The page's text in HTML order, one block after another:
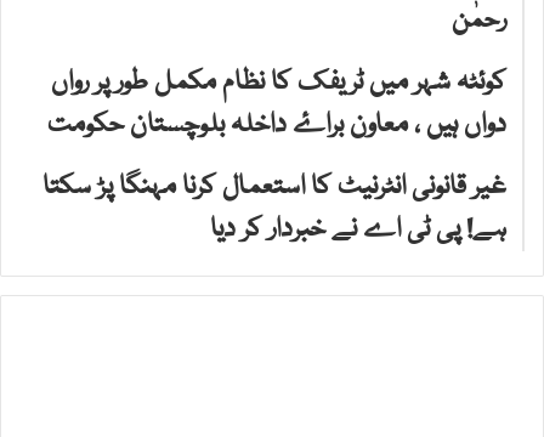
رحمٰن
کوئٹہ شہر میں ٹریفک کا نظام مکمل طور پر رواں
دواں ہیں ، معاون براۓ داخلہ بلوچستان حکومت
غیر قانونی انٹرنیٹ کا استعمال کرنا مہنگا پڑ سکتا
ہے! پی ٹی اے نے خبردار کر دیا